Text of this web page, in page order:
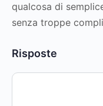
qualcosa di
senza troppe
Risposte